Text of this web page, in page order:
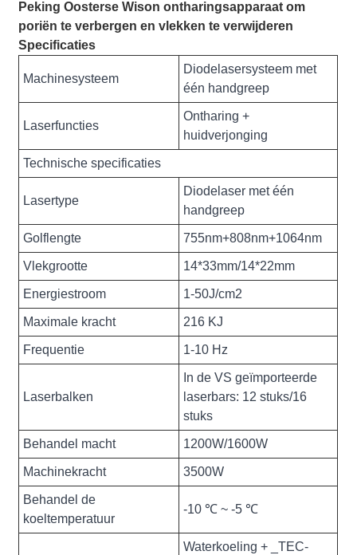
Peking Oosterse Wison ontharingsapparaat om
poriën te verbergen en vlekken te verwijderen
Specificaties
Machinesysteem
Diodelasersysteem met
één handgreep
Laserfuncties
Ontharing +
huidverjonging
Technische specificaties
Lasertype
Diodelaser met één
handgreep
Golflengte 755nm+808nm+1064nm
Vlekgrootte 14*33mm/14*22mm
Energiestroom 1-50J/cm2
Maximale kracht 216 KJ
Frequentie 1-10 Hz
Laserbalken
In de VS geïmporteerde
laserbars: 12 stuks/16
stuks
Behandel macht 1200W/1600W
Machinekracht 3500W
Behandel de
koeltemperatuur
-10 ℃ ~ -5 ℃
Waterkoeling + _TEC-